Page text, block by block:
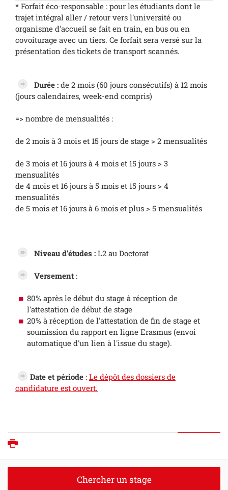
* Forfait éco-responsable : pour les étudiants dont le
trajet intégral aller / retour vers l'université ou
organisme d'accueil se fait en train, en bus ou en
covoiturage avec un tiers. Ce forfait sera versé sur la
présentation des tickets de transport scannés.
Durée : de 2 mois (60 jours consécutifs) à 12 mois
(jours calendaires, week-end compris)
=> nombre de mensualités :
de 2 mois à 3 mois et 15 jours de stage > 2 mensualités
de 3 mois et 16 jours à 4 mois et 15 jours > 3
mensualités
de 4 mois et 16 jours à 5 mois et 15 jours > 4
mensualités
de 5 mois et 16 jours à 6 mois et plus > 5 mensualités
Niveau d'études : L2 au Doctorat
Versement :
80% après le début du stage à réception de
l'attestation de début de stage
20% à réception de l'attestation de fin de stage et
soumission du rapport en ligne Erasmus (envoi
automatique d'un lien à l'issue du stage).
Date et période : Le dépôt des dossiers de
candidature est ouvert.
Chercher un stage